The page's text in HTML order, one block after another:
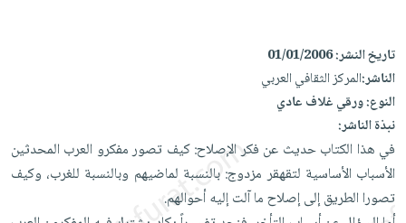
على
Android
تحميل
iKitab
على
Apple
على
Apple
العناية
الشخصية
العناية
وتصفيف
الشعر
العناية
بالجسم
والسفرة
جديد
الكل
أواني
الطهي
أدوات
متجر
الهدايا
أقسام
تاريخ النشر:01/01/2006
الناشر:المركز الثقافي العربي
النوع:ورقي غلاف عادي
نبذة الناشر:
في هذا الكتاب حديث عن فكر الإصلاح: كيف تصور مفكرو العرب المحدثين
الأسباب الأساسية لتقهقر مزدوج: بالنسبة لماضيهم وبالنسبة للغرب، وكيف
تصورا الطريق إلى إصلاح ما آلت إليه أحوالهم.